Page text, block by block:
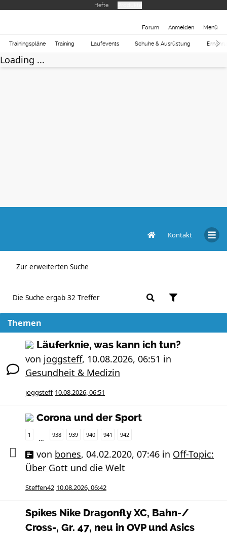
Hefte
Forum Anmelden Menü
Trainingspläne Training Laufevents Schuhe & Ausrüstung
Loading ...
Kontakt
Zur erweiterten Suche
Die Suche ergab 32 Treffer
Themen
Läuferknie, was kann ich tun?
von joggsteff, 10.08.2026, 06:51 in
Gesundheit & Medizin
joggsteff 10.08.2026, 06:51
Corona und der Sport
1 … 938 939 940 941 942
von bones, 04.02.2020, 07:46 in Off-Topic:
Über Gott und die Welt
Steffen42 10.08.2026, 06:42
Spikes Nike Dragonfly XC, Bahn-/
Cross-, Gr. 47, neu in OVP und Asics